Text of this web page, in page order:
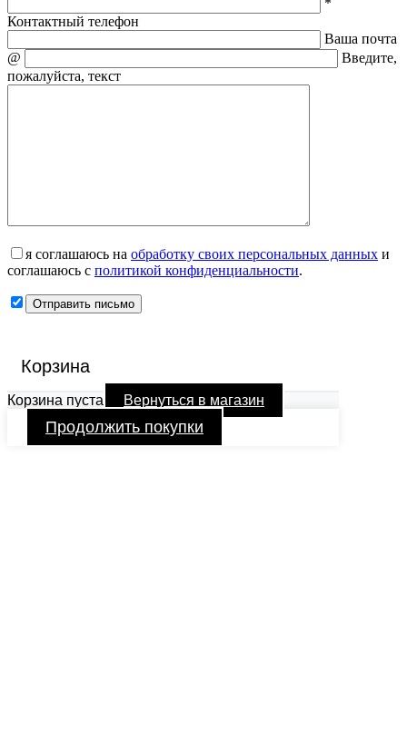
*
Контактный телефон
Ваша почта
@
Введите,
пожалуйста, текст
я соглашаюсь на обработку своих персональных данных и
соглашаюсь с политикой конфиденциальности.
Корзина
Корзина пуста Вернуться в магазин
Продолжить покупки